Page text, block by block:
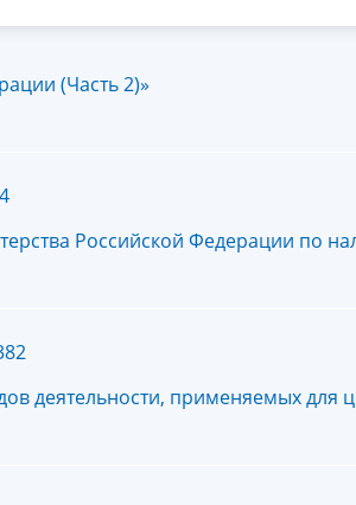
(Часть 2)»
Российской Федерации по
деятельности, применяемых для